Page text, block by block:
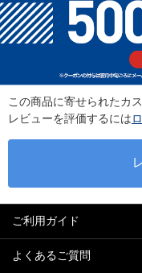
この商品に寄せられたカ
レビューを評価するには
ご利用ガイド
よくあるご質問